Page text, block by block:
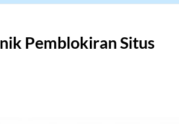
Pemblokiran Situs